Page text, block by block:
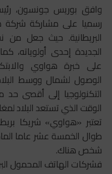
وافق بوريس جونسون،
البريطانية. حيث جعل من
الجديدة إحدى
على خبرة هواوي
الوصول لشمال ووسط
التكنولوجيا إلى أقصى حد
الوقت الذي تستعد البلاد
شخص هناك.